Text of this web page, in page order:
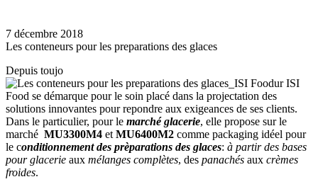
7 décembre 2018
Les conteneurs pour les preparations des glaces
Depuis toujo
ur ISI
Food se démarque pour le soin placé dans la projectation des
solutions innovantes pour repondre aux exigeances de ses clients.
Dans le particulier, pour le marché glacerie, elle propose sur le
marché MU3300M4 et MU6400M2 comme packaging idéel pour
le conditionnement des prèparations des glaces: à partir des bases
pour glacerie aux mélanges complètes, des panachés aux crèmes
froides.